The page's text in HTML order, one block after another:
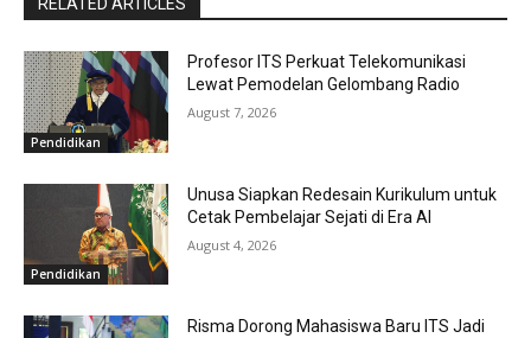
Pendidikan
Profesor ITS Perkuat Telekomunikasi
Lewat Pemodelan Gelombang Radio
August 7, 2026
Pendidikan
Unusa Siapkan Redesain Kurikulum untuk
Cetak Pembelajar Sejati di Era AI
August 4, 2026
Risma Dorong Mahasiswa Baru ITS Jadi